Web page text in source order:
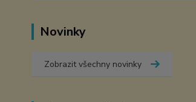
Novinky
Zobrazit všechny novinky